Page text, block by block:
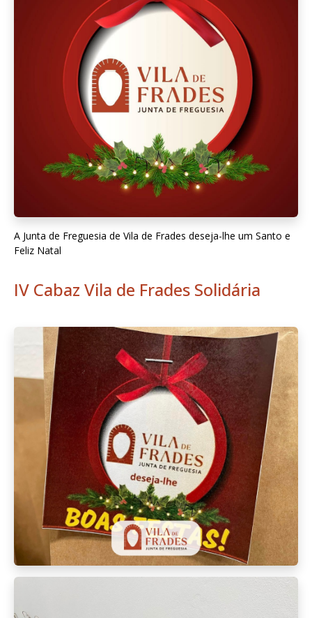
A Junta de Freguesia de Vila de Frades deseja-lhe um Santo e
Feliz Natal
IV Cabaz Vila de Frades Solidária